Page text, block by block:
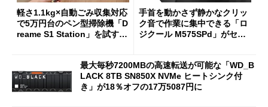
軽さ1.1kg×自動ごみ収集対応
で5万円台のペン型掃除機「D
reame S1 Station」を試す
手首を動かさず静かなクリッ
ク音で作業に集中できる「ロ
ジクール M575SPd」がセー
最大毎秒7200MBの高速転送が可能な「WD_B
LACK 8TB SN850X NVMe ヒートシンク付
き」が18％オフの17万5087円に